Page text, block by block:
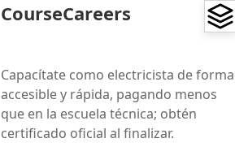
CourseCareers
Capacítate como electricista de forma
accesible y rápida, pagando menos
que en la escuela técnica; obtén
certificado oficial al finalizar.